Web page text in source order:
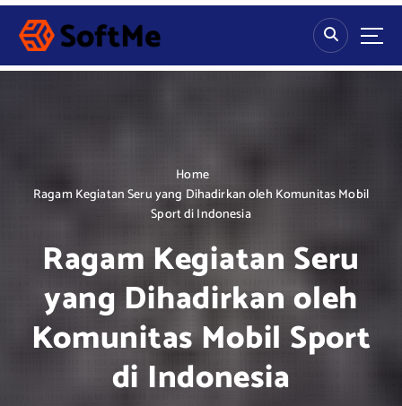
S
p
Home
Ragam Kegiatan Seru yang Dihadirkan oleh Komunitas Mobil
Sport di Indonesia
Ragam Kegiatan Seru
yang Dihadirkan oleh
Komunitas Mobil Sport
di Indonesia